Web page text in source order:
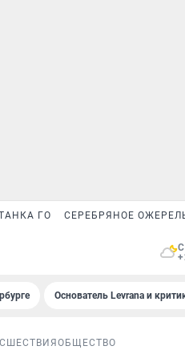
ГО СЕРЕБРЯНОЕ
Основатель Levrana и
ОБЩЕСТВО